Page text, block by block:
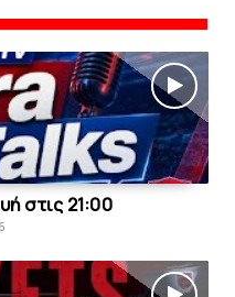
στις 21:00